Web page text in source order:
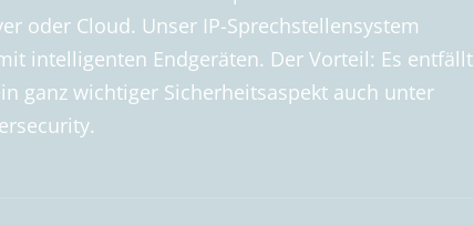
oder Cloud. Unser IP-Sprechstellensystem
intelligenten Endgeräten. Der Vorteil: Es entfällt
ganz wichtiger Sicherheitsaspekt auch unter